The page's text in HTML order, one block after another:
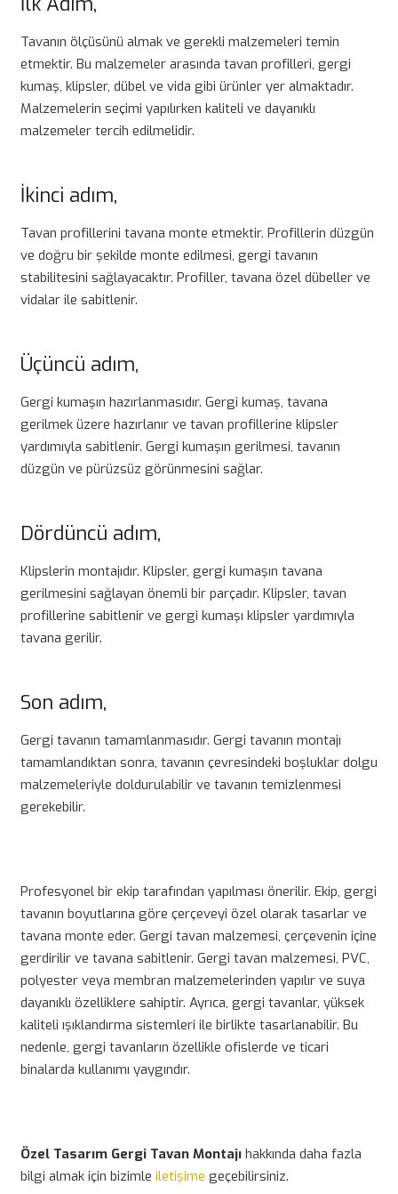
Tavanın ölçüsünü almak ve gerekli malzemeleri temin
etmektir. Bu malzemeler arasında tavan profilleri, gergi
kumaş, klipsler, dübel ve vida gibi ürünler yer almaktadır.
Malzemelerin seçimi yapılırken kaliteli ve dayanıklı
malzemeler tercih edilmelidir.
İkinci adım,
Tavan profillerini tavana monte etmektir. Profillerin düzgün
ve doğru bir şekilde monte edilmesi, gergi tavanın
stabilitesini sağlayacaktır. Profiller, tavana özel dübeller ve
vidalar ile sabitlenir.
Üçüncü adım,
Gergi kumaşın hazırlanmasıdır. Gergi kumaş, tavana
gerilmek üzere hazırlanır ve tavan profillerine klipsler
yardımıyla sabitlenir. Gergi kumaşın gerilmesi, tavanın
düzgün ve pürüzsüz görünmesini sağlar.
Dördüncü adım,
Klipslerin montajıdır. Klipsler, gergi kumaşın tavana
gerilmesini sağlayan önemli bir parçadır. Klipsler, tavan
profillerine sabitlenir ve gergi kumaşı klipsler yardımıyla
tavana gerilir.
Son adım,
Gergi tavanın tamamlanmasıdır. Gergi tavanın montajı
tamamlandıktan sonra, tavanın çevresindeki boşluklar dolgu
malzemeleriyle doldurulabilir ve tavanın temizlenmesi
gerekebilir.
Profesyonel bir ekip tarafından yapılması önerilir. Ekip, gergi
tavanın boyutlarına göre çerçeveyi özel olarak tasarlar ve
tavana monte eder. Gergi tavan malzemesi, çerçevenin içine
gerdirilir ve tavana sabitlenir. Gergi tavan malzemesi, PVC,
polyester veya membran malzemelerinden yapılır ve suya
dayanıklı özelliklere sahiptir. Ayrıca, gergi tavanlar, yüksek
kaliteli ışıklandırma sistemleri ile birlikte tasarlanabilir. Bu
nedenle, gergi tavanların özellikle ofislerde ve ticari
binalarda kullanımı yaygındır.
Özel Tasarım Gergi Tavan Montajıhakkında daha fazla
bilgi almak için bizimle iletişime geçebilirsiniz.